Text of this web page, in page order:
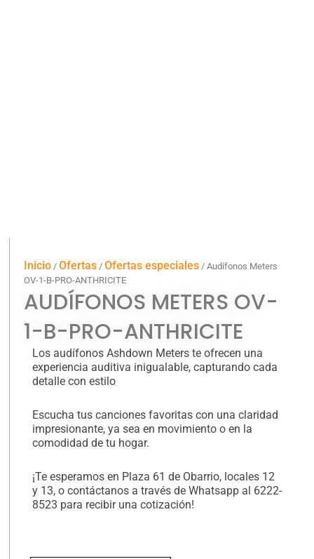
Inicio /Ofertas /Ofertas especiales / Audífonos Meters
OV-1-B-PRO-ANTHRICITE
AUDÍFONOS METERS OV-
1-B-PRO-ANTHRICITE
Los audífonos Ashdown Meters te ofrecen una
experiencia auditiva inigualable, capturando cada
detalle con estilo
Escucha tus canciones favoritas con una claridad
impresionante, ya sea en movimiento o en la
comodidad de tu hogar.
¡Te esperamos en Plaza 61 de Obarrio, locales 12
y 13, o contáctanos a través de Whatsapp al 6222-
8523 para recibir una cotización!